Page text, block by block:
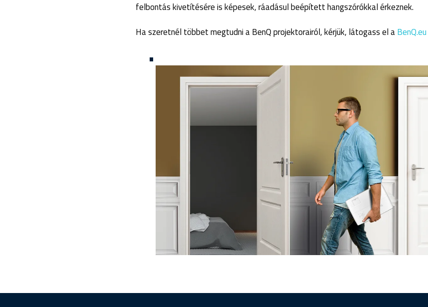
felbontás kivetítésére is képesek, ráadásul beépített hangszórókkal érkeznek.
Ha szeretnél többet megtudni a BenQ projektorairól, kérjük, látogass el aBenQ.eu